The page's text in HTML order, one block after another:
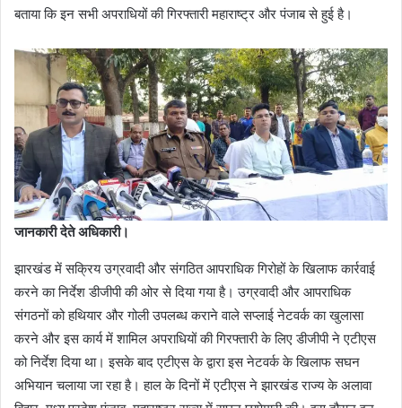
बताया कि इन सभी अपराधियों की गिरफ्तारी महाराष्ट्र और पंजाब से हुई है।
जानकारी देते अधिकारी।
झारखंड में सक्रिय उग्रवादी और संगठित आपराधिक गिरोहों के खिलाफ कार्रवाई
करने का निर्देश डीजीपी की ओर से दिया गया है। उग्रवादी और आपराधिक
संगठनों को हथियार और गोली उपलब्ध कराने वाले सप्लाई नेटवर्क का खुलासा
करने और इस कार्य में शामिल अपराधियों की गिरफ्तारी के लिए डीजीपी ने एटीएस
को निर्देश दिया था। इसके बाद एटीएस के द्वारा इस नेटवर्क के खिलाफ सघन
अभियान चलाया जा रहा है। हाल के दिनों में एटीएस ने झारखंड राज्य के अलावा